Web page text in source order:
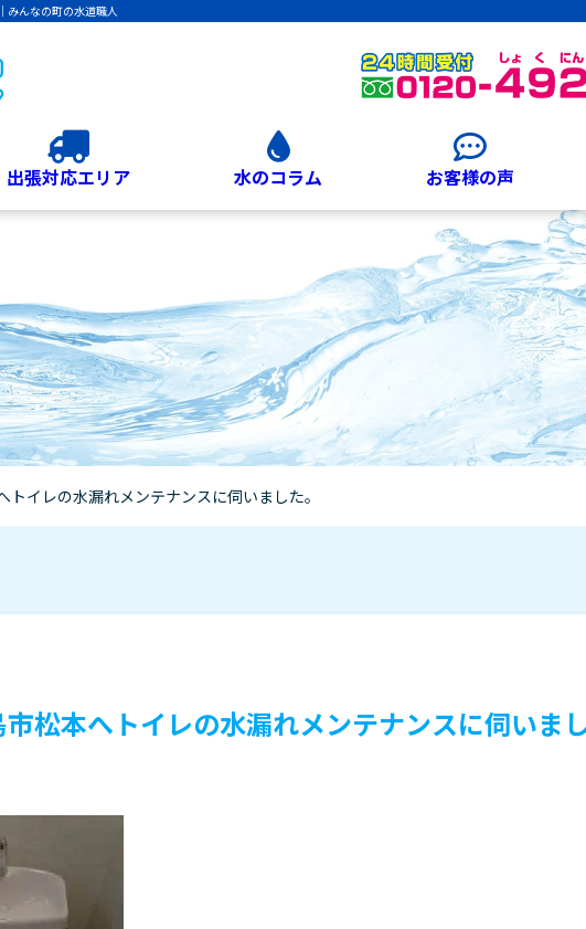
みんなの町の水道職人
出張対応エリア 水のコラム お客様の声
トイレの水漏れメンテナンスに伺いました。
松本へトイレの水漏れメンテナンスに伺いま